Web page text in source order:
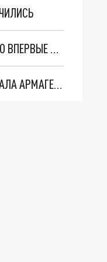
"ОЧЕНЬ ПЛОХИЕ НОВОСТИ": БОЛЬШАЯ ОШИБКА PALANTIR В РОССИИ. СТРАНЫ НАТО ВПЕРВЫЕ ЗА СВО ОСТАНОВИЛИ ПОСТАВКИ ОРУЖИЯ. ВСУ ТЕРЯЮТ ПРИГРАНИЧЬЕ?
ТРИ ГЛАВНЫХ ИНСАЙДА ОБ СВО. ОТМЕНА МОБИЛИЗАЦИИ И ВОЗВРАЩЕНИЕ "ГЕНЕРАЛА АРМАГЕДДОНА"? ОТЛИЧНЫЕ НОВОСТИ, КОТОРЫЕ ЖДАЛИ ВСЕ